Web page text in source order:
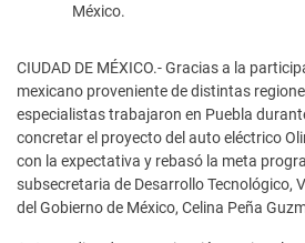
México.
CIUDAD DE MÉXICO.- Gracias a la
mexicano proveniente de distintas
especialistas trabajaron en Puebla
concretar el proyecto del auto eléctrico
con la expectativa y rebasó la meta
subsecretaria de Desarrollo Tecnológico,
del Gobierno de México, Celina Peña